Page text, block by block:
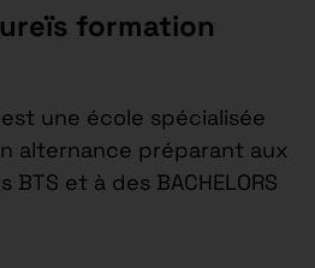
formation
est une école spécialisée
alternance préparant aux
BTS et à des BACHELORS